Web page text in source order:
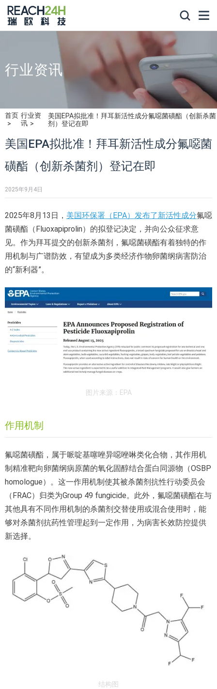
行业资讯
首页 行业资
讯
美国EPA拟批准！拜耳新活性成分氟噁菌磺酯（创新杀菌
剂）登记在即
美国EPA拟批准！拜耳新活性成分氟噁菌
磺酯（创新杀菌剂）登记在即
2025年9月4日
2025年8月13日， 美国环保署（EPA）发布了新活性成分氟噁
菌磺酯（Fluoxapiprolin）的拟登记决定，并向公众征求意
见。作为拜耳提交的创新杀菌剂，氟噁菌磺酯有着独特的作
用机制与广谱防效，有望成为多类经济作物卵菌纲病害防治
的“新利器”。
图片来源：EPA
作用机制
氟噁菌磺酯，属于哌啶基噻唑异噁唑啉类化合物，其作用机
制精准靶向卵菌纲病原菌的氧化固醇结合蛋白同源物（OSBP
homologue）。这一作用机制使其被杀菌剂抗性行动委员会
（FRAC）归类为Group 49 fungicide。此外，氟噁菌磺酯在与
其他具有不同作用机制的杀菌剂交替使用或混合使用时，能
够对杀菌剂抗药性管理起到一定作用，为病害长效防控提供
新选择。
结构图